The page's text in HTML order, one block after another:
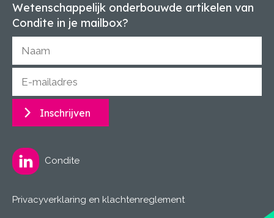
Wetenschappelijk onderbouwde artikelen van
Condite in je mailbox?
Inschrijven
Condite
Privacyverklaring en klachtenreglement